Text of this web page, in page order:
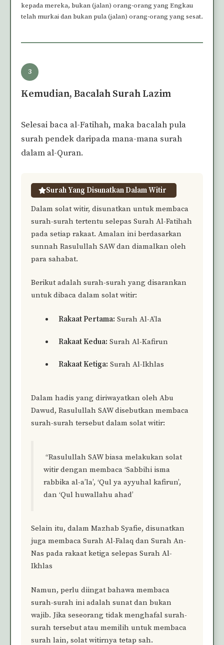
kepada mereka, bukan (jalan) orang-orang yang Engkau
telah murkai dan bukan pula (jalan) orang-orang yang sesat.
3
Kemudian, Bacalah Surah Lazim
Selesai baca al-Fatihah, maka bacalah pula
surah pendek daripada mana-mana surah
dalam al-Quran.
Surah Yang Disunatkan Dalam Witir
Dalam solat witir, disunatkan untuk membaca
surah-surah tertentu selepas Surah Al-Fatihah
pada setiap rakaat. Amalan ini berdasarkan
sunnah Rasulullah SAW dan diamalkan oleh
para sahabat.
Berikut adalah surah-surah yang disarankan
untuk dibaca dalam solat witir:
Rakaat Pertama: Surah Al-A’la
Rakaat Kedua: Surah Al-Kafirun
Rakaat Ketiga: Surah Al-Ikhlas
Dalam hadis yang diriwayatkan oleh Abu
Dawud, Rasulullah SAW disebutkan membaca
surah-surah tersebut dalam solat witir:
“Rasulullah SAW biasa melakukan solat
witir dengan membaca ‘Sabbihi isma
rabbika al-a’la’, ‘Qul ya ayyuhal kafirun’,
dan ‘Qul huwallahu ahad’
Selain itu, dalam Mazhab Syafie, disunatkan
juga membaca Surah Al-Falaq dan Surah An-
Nas pada rakaat ketiga selepas Surah Al-
Ikhlas
Namun, perlu diingat bahawa membaca
surah-surah ini adalah sunat dan bukan
wajib. Jika seseorang tidak menghafal surah-
surah tersebut atau memilih untuk membaca
surah lain, solat witirnya tetap sah.